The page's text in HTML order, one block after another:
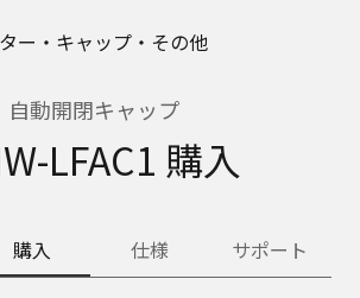
ー・キャップ・その他
自動開閉キャップ
LFAC1 購入
購入 仕様 サポート